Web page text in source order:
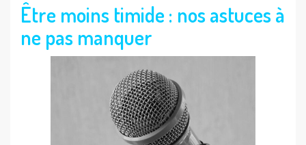
Être moins timide : nos astuces à
ne pas manquer